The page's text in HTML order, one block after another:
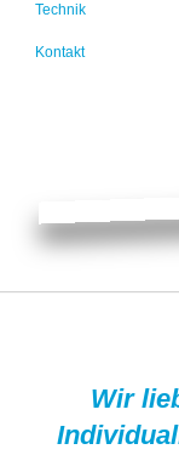
Technik
Kontakt
Wir